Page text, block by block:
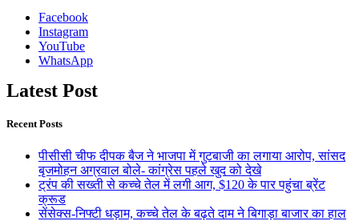
Facebook
Instagram
YouTube
WhatsApp
Latest Post
Recent Posts
पीसीसी चीफ दीपक बैज ने भाजपा में गुटबाजी का लगाया आरोप, सांसद
बृजमोहन अग्रवाल बोले- कांग्रेस पहले खुद को देखे
ट्रंप की सख्ती से कच्चे तेल में लगी आग, $120 के पार पहुंचा ब्रेंट
क्रूड
सेंसेक्स-निफ्टी धड़ाम, कच्चे तेल के बढ़ते दाम ने बिगाड़ा बाजार का हाल